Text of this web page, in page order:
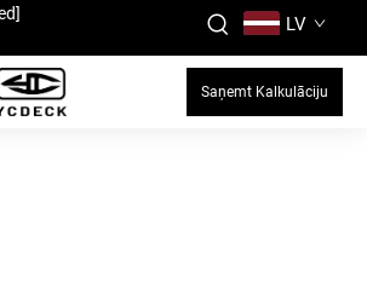
LV
Saņemt Kalkulāciju